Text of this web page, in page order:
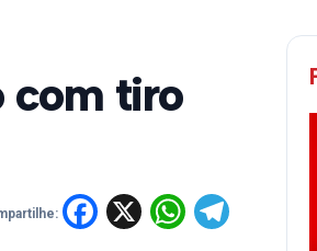
com tiro
Facebook
X